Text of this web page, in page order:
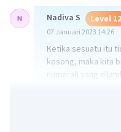
Nadiva S Level 12
07 Januari 2023 14:26
Ketika sesuatu itu
kosong, maka kita
numeral) yang
bilangan nol adalah